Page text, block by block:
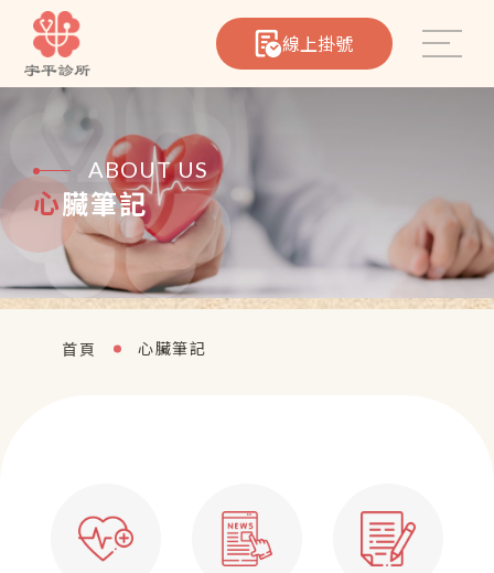
線上掛號
心臟筆記
院所介紹
ABOUT US
心臟筆記
首頁 心臟筆記